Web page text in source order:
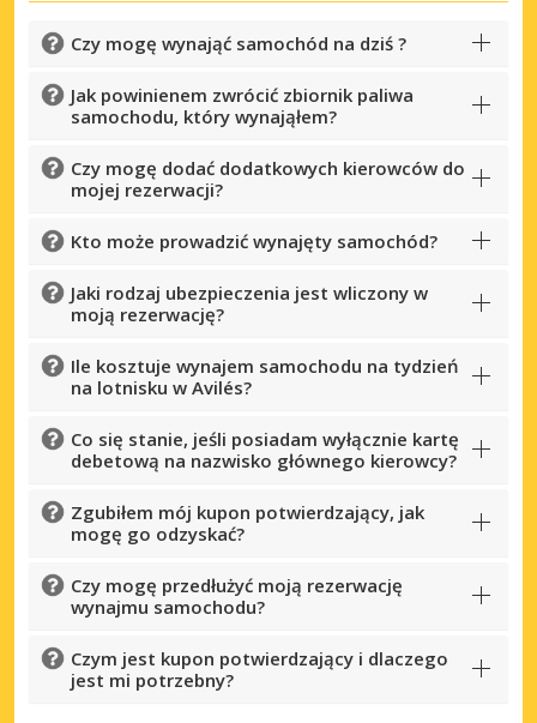
Czy mogę wynająć samochód na dziś ?
Jak powinienem zwrócić zbiornik paliwa
samochodu, który wynająłem?
Czy mogę dodać dodatkowych kierowców do
mojej rezerwacji?
Kto może prowadzić wynajęty samochód?
Jaki rodzaj ubezpieczenia jest wliczony w
moją rezerwację?
Ile kosztuje wynajem samochodu na tydzień
na lotnisku w Avilés?
Co się stanie, jeśli posiadam wyłącznie kartę
debetową na nazwisko głównego kierowcy?
Zgubiłem mój kupon potwierdzający, jak
mogę go odzyskać?
Czy mogę przedłużyć moją rezerwację
wynajmu samochodu?
Czym jest kupon potwierdzający i dlaczego
jest mi potrzebny?